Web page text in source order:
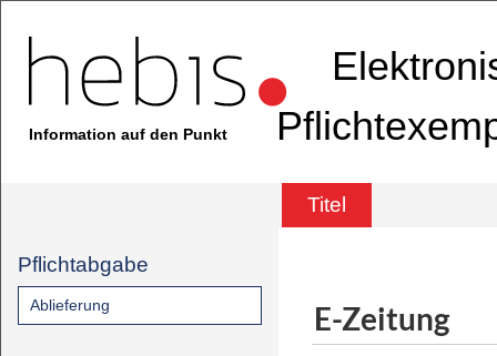
Information auf den Punkt
Titel
Pflichtabgabe
Ablieferung E-Zeitung